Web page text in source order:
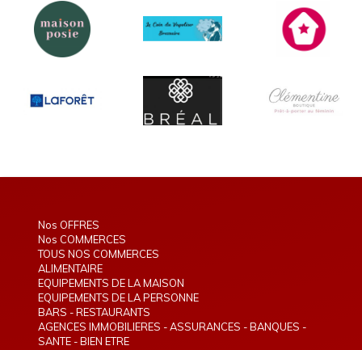
Nos OFFRES
Nos COMMERCES
TOUS NOS COMMERCES
ALIMENTAIRE
EQUIPEMENTS DE LA MAISON
EQUIPEMENTS DE LA PERSONNE
BARS - RESTAURANTS
AGENCES IMMOBILIERES - ASSURANCES - BANQUES -
TELEPHONIE - INTERIM
SANTE - BIEN ETRE